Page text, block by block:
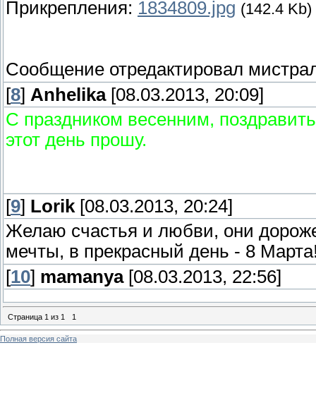
Прикрепления: 1834809.jpg (142.4 Kb)
Сообщение отредактировал
[8] Anhelika[08.03.2013, 20:09]
С праздником весенним,
этот день прошу.
[9] Lorik [08.03.2013, 20:24]
Желаю счастья и любви, они
мечты, в прекрасный день - 8
[10] mamanya[08.03.2013, 22:56]
Страница 1 из 1 1
Полная версия сайта